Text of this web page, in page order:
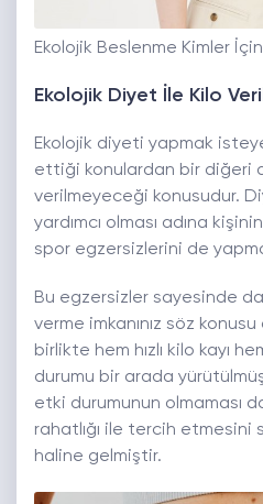
Ekolojik Beslenme Kimler
Ekolojik Diyet İle Kilo
Ekolojik diyeti yapmak
ettiği konulardan bir diğeri
verilmeyeceği konusudur.
yardımcı olması adına
spor egzersizlerini de
Bu egzersizler sayesinde
verme imkanınız söz
birlikte hem hızlı kilo kayı
durumu bir arada
etki durumunun olmaması
rahatlığı ile tercih etmesini
haline gelmiştir.